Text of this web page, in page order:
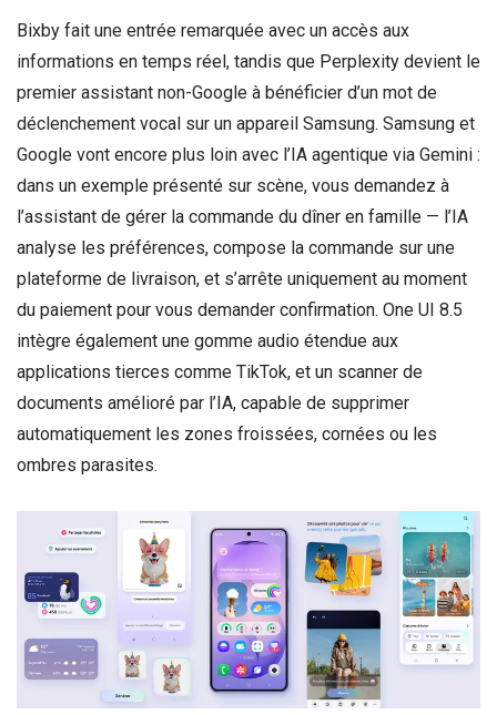
Bixby fait une entrée remarquée avec un accès aux
informations en temps réel, tandis que Perplexity devient le
premier assistant non-Google à bénéficier d’un mot de
déclenchement vocal sur un appareil Samsung. Samsung et
Google vont encore plus loin avec l’IA agentique via Gemini :
dans un exemple présenté sur scène, vous demandez à
l’assistant de gérer la commande du dîner en famille — l’IA
analyse les préférences, compose la commande sur une
plateforme de livraison, et s’arrête uniquement au moment
du paiement pour vous demander confirmation. One UI 8.5
intègre également une gomme audio étendue aux
applications tierces comme TikTok, et un scanner de
documents amélioré par l’IA, capable de supprimer
automatiquement les zones froissées, cornées ou les
ombres parasites.